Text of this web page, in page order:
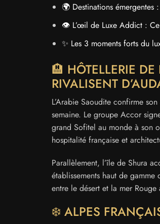
🌍 Destinations émergentes
👁️ L’œil de Luxe Addict : Ce
✨ Les 3 moments forts du
🏨 HÔTELLERIE
RIVALISENT
L’Arabie Saoudite confirme
semaine. Le groupe Accor
grand Sofitel au monde à son
hospitalité française et
Parallèlement, l’île de Shura
établissements haut de
entre le désert et la mer
❄️ ALPES